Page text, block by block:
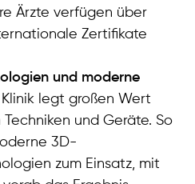
Ärzte verfügen über
Zertifikate
und moderne
Klinik legt großen Wert
und Geräte. So
3D-
zum Einsatz, mit